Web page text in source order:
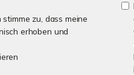
zu, dass meine
erhoben und